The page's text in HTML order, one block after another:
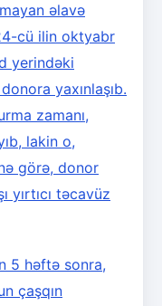
əlavə
cü ilin oktyabr
yerindəki
yaxınlaşıb.
zamanı,
lakin o,
görə, donor
yırtıcı təcavüz
5 həftə sonra,
çaşqın